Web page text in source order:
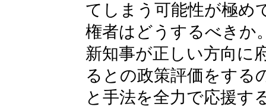
てしまう可能性が極め
権者はどうするべきか
新知事が正しい方向に
るとの政策評価をする
と手法を全力で応援す